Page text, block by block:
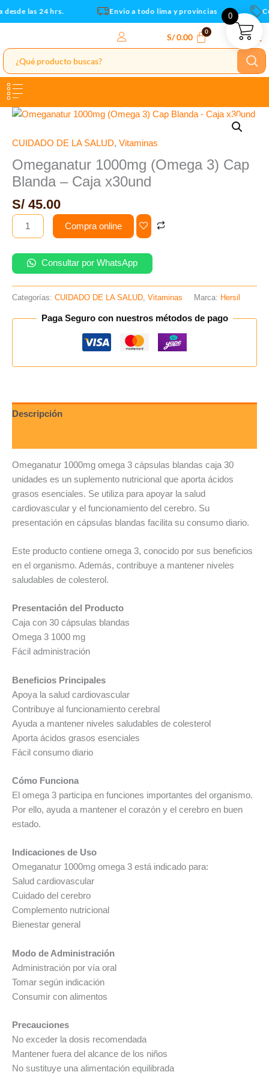
al
las 24 hrs. Envio a todo lima y provincias
S/0.00
CUIDADO DE LA SALUD, Vitaminas
Omeganatur 1000mg (Omega 3) Cap
Blanda – Caja x30und
S/ 45.00
Omeganatur
(Omega
Cap
Blanda
-
Caja
x30und
Compra online
Consultar por WhatsApp
Categorías: CUIDADO DE LA SALUD Vitaminas Marca: Hersil
Paga Seguro con nuestros métodos de pago
Descripción
Omeganatur 1000mg omega 3 cápsulas blandas caja 30
unidades es un suplemento nutricional que aporta ácidos
grasos esenciales. Se utiliza para apoyar la salud
cardiovascular y el funcionamiento del cerebro. Su
presentación en cápsulas blandas facilita su consumo diario.
Este producto contiene omega 3, conocido por sus beneficios
en el organismo. Además, contribuye a mantener niveles
saludables de colesterol.
Presentación del Producto
Caja con 30 cápsulas blandas
Omega 3 1000 mg
Fácil administración
Beneficios Principales
Apoya la salud cardiovascular
Contribuye al funcionamiento cerebral
Ayuda a mantener niveles saludables de colesterol
Aporta ácidos grasos esenciales
Fácil consumo diario
Cómo Funciona
El omega 3 participa en funciones importantes del organismo.
Por ello, ayuda a mantener el corazón y el cerebro en buen
estado.
Indicaciones de Uso
Omeganatur 1000mg omega 3 está indicado para:
Salud cardiovascular
Cuidado del cerebro
Complemento nutricional
Bienestar general
Modo de Administración
Administración por vía oral
Tomar según indicación
Consumir con alimentos
Precauciones
No exceder la dosis recomendada
Mantener fuera del alcance de los niños
No sustituye una alimentación equilibrada
0
-
x30und
cantidad